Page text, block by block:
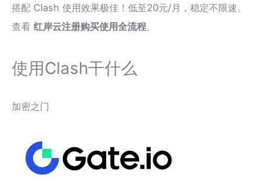
搭配 Clash 使用效果极佳！低至20元/月，稳定不限速。
查看 红岸云注册购买使用全流程。
使用Clash干什么
加密之门